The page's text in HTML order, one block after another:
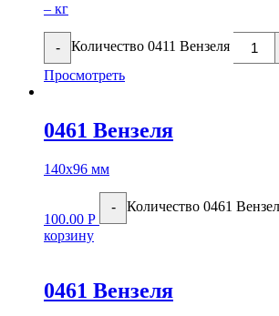
– кг
- Количество 0411 Вензеля
Просмотреть
0461 Вензеля
140х96 мм
100.00 Р
- Количество 0461
корзину
0461 Вензеля